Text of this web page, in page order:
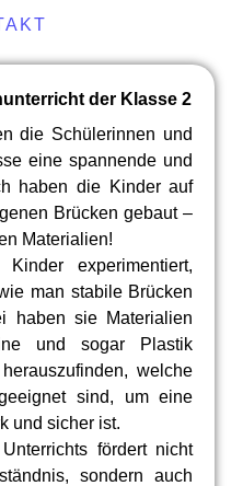
der Klasse 2
die Schülerinnen und
eine spannende und
haben die Kinder auf
Brücken gebaut –
Materialien!
experimentiert,
man stabile Brücken
haben sie Materialien
und sogar Plastik
welche
sind, um eine
und sicher ist.
fördert nicht
sondern auch